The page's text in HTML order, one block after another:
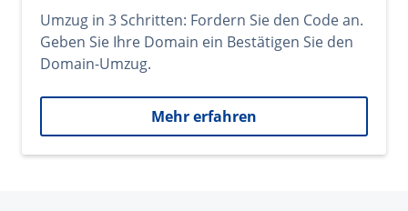
Umzug in 3 Schritten: Fordern Sie den Code an.
Geben Sie Ihre Domain ein Bestätigen Sie den
Domain-Umzug.
Mehr erfahren